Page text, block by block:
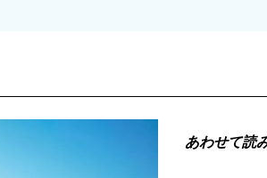
あわせて読